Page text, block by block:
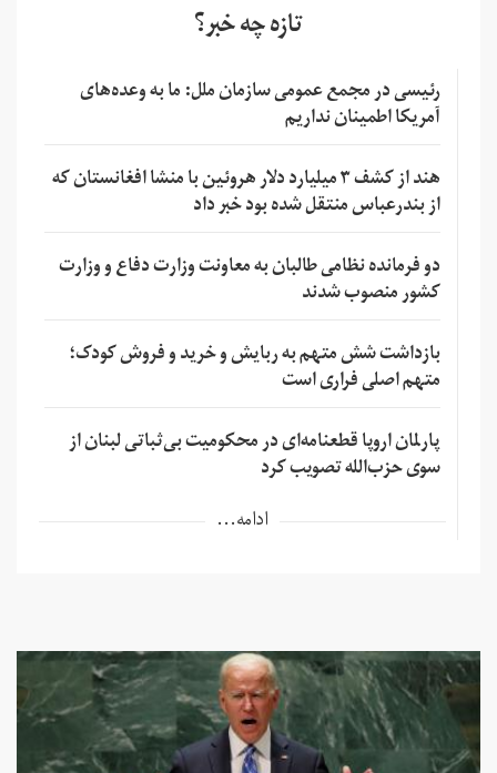
تازه چه خبر؟
رئیسی در مجمع عمومی سازمان ملل: ما به وعده‌های
آمریکا اطمینان نداریم
هند از کشف ۳ میلیارد دلار هروئین با منشا افغانستان که
از بندرعباس منتقل شده بود خبر داد
دو فرمانده نظامی طالبان به معاونت وزارت دفاع و وزارت
کشور منصوب شدند
بازداشت شش متهم به ربایش و خرید و فروش کودک؛
متهم اصلی فراری است
پارلمان اروپا قطعنامه‌ای در محکومیت بی‌ثباتی لبنان از
سوی حزب‌الله تصویب کرد
ادامه...